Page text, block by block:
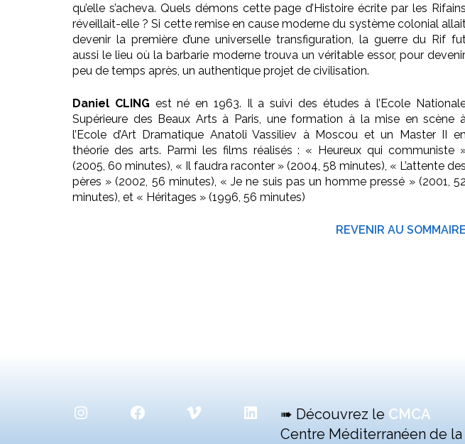
qu’elle s’acheva. Quels démons cette page d’Histoire écrite par les Rifains
réveillait-elle ? Si cette remise en cause moderne du système colonial
devenir la première d’une universelle transfiguration, la guerre du Rif
aussi le lieu où la barbarie moderne trouva un véritable essor, pour devenir,
peu de temps après, un authentique projet de civilisation.
Daniel CLING est né en 1963. Il a suivi des études à l’Ecole
Supérieure des Beaux Arts à Paris, une formation à la mise en scène
l’Ecole d’Art Dramatique Anatoli Vassiliev à Moscou et un Master II en
théorie des arts. Parmi les films réalisés : « Heureux qui communiste
(2005, 60 minutes), « Il faudra raconter » (2004, 58 minutes), « L’attente des
pères » (2002, 56 minutes), « Je ne suis pas un homme pressé » (2001, 52
minutes), et « Héritages » (1996, 56 minutes)
REVENIR AU SOMMAIRE
InstagramFacebookVimeo LinkedIn➠ Découvrez le CMCA
Centre Méditerranéen de la